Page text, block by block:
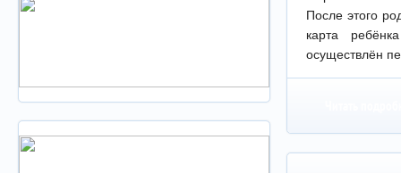
После этого
карта
осуществлён